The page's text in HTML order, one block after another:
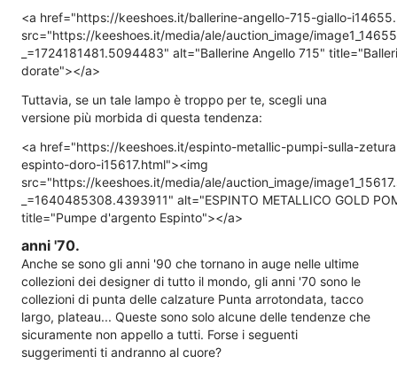
<a href="https://keeshoes.it/ballerine-angello-715-giallo-
src="https://keeshoes.it/media/ale/auction_image/
_=1724181481.5094483" alt="Ballerine Angello 715"
dorate"></a>
Tuttavia, se un tale lampo è troppo per te, scegli una
versione più morbida di questa tendenza:
<a href="https://keeshoes.it/espinto-metallic-pumpi-sulla-
espinto-doro-i15617.html"><img
src="https://keeshoes.it/media/ale/auction_image/
_=1640485308.4393911" alt="ESPINTO METALLICO GOLD
title="Pumpe d'argento Espinto"></a>
anni '70.
Anche se sono gli anni '90 che tornano in auge nelle ultime
collezioni dei designer di tutto il mondo, gli anni '70 sono le
collezioni di punta delle calzature Punta arrotondata, tacco
largo, plateau... Queste sono solo alcune delle tendenze che
sicuramente non appello a tutti. Forse i seguenti
suggerimenti ti andranno al cuore?